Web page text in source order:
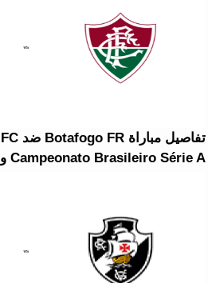
Campeonato Brasileiro Série A والمعلق